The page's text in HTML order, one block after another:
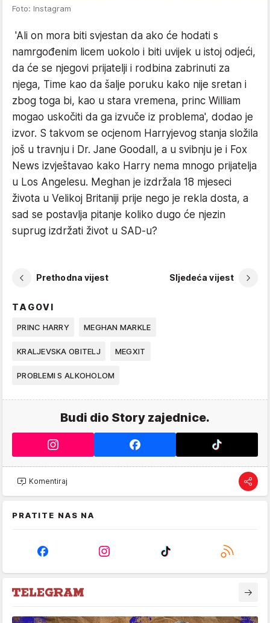
Foto: Instagram
'Ali on mora biti svjestan da ako će hodati s
namrgođenim licem uokolo i biti uvijek u istoj odjeći,
da će se njegovi prijatelji i rodbina zabrinuti za
njega, Time kao da šalje poruku kako nije sretan i
zbog toga bi, kao u stara vremena, princ William
mogao uskočiti da ga izvuče iz problema', dodao je
izvor. S takvom se ocjenom Harryjevog stanja složila
još u travnju i Dr. Jane Goodall, a u svibnju je i Fox
News izvještavao kako Harry nema mnogo prijatelja
u Los Angelesu. Meghan je izdržala 18 mjeseci
života u Velikoj Britaniji prije nego je rekla dosta, a
sad se postavlja pitanje koliko dugo će njezin
suprug izdržati život u SAD-u?
Prethodna vijest Sljedeća vijest
TAGOVI
PRINC HARRY MEGHAN MARKLE
KRALJEVSKA OBITELJ MEGXIT
PROBLEMI S ALKOHOLOM
Budi dio Story zajednice.
Komentiraj
PRATITE NAS NA